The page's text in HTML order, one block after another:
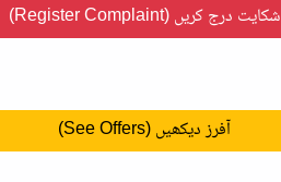
شکایت درج کریں (Register Complaint)
آفرز دیکھیں (See Offers)